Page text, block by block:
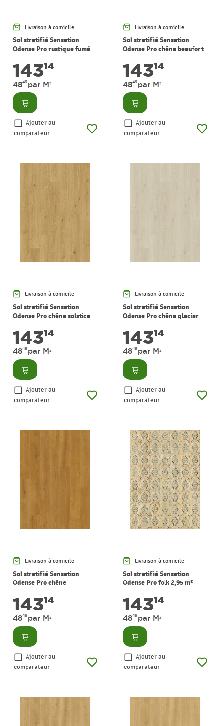
Livraison à domicile
Sol stratifié Sensation
Odense Pro rustique fumé
14314
4849 par M²
Consulter
Ajouter au
comparateur
Livraison à domicile
Sol stratifié Sensation
Odense Pro chêne beaufort
14314
4849 par M²
Consulter
Ajouter au
comparateur
Livraison à domicile
Sol stratifié Sensation
Odense Pro chêne solstice
14314
4849 par M²
Consulter
Ajouter au
comparateur
Livraison à domicile
Sol stratifié Sensation
Odense Pro chêne glacier
14314
4849 par M²
Consulter
Ajouter au
comparateur
Livraison à domicile
Sol stratifié Sensation
Odense Pro chêne
14314
4849 par M²
Consulter
Ajouter au
comparateur
Livraison à domicile
Sol stratifié Sensation
Odense Pro folk 2,95 m²
14314
4849 par M²
Consulter
Ajouter au
comparateur